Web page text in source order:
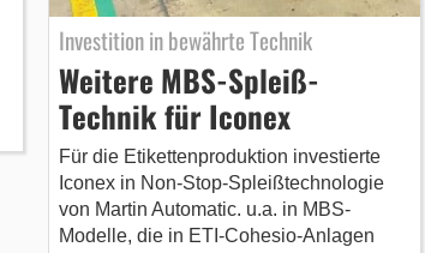
Investition in bewährte Technik
Weitere MBS-Spleiß-
Technik für Iconex
Für die Etikettenproduktion investierte
Iconex in Non-Stop-Spleißtechnologie
von Martin Automatic. u.a. in MBS-
Modelle, die in ETI-Cohesio-Anlagen